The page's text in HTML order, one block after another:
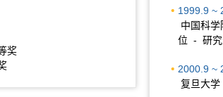
奖
1999.9 ~
中国科
位 - 研究
2000.9 ~
复旦大